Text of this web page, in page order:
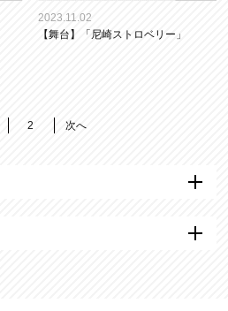
2023.11.02
【舞台】「尼崎ストロベリー」
2 次へ